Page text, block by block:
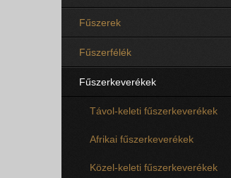
Fűszerek
Fűszerfélék
Fűszerkeverékek
Távol-keleti fűszerkeverékek
Afrikai fűszerkeverékek
Közel-keleti fűszerkeverékek